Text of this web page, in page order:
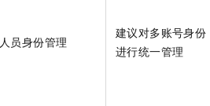
人员身份管理
建议对多账号身份
进行统一管理